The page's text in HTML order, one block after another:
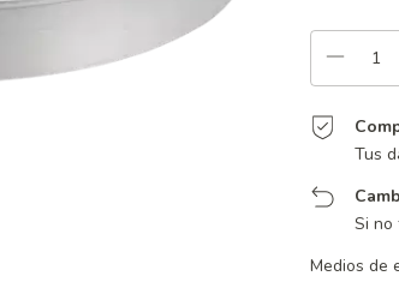
Tus
Si no
Entregas para
Medios de